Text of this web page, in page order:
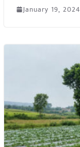
January 19, 2024